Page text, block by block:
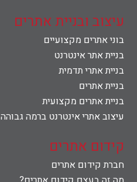
עיצוב ובניית אתרים
בוני אתרים מקצועיים
בניית אתר אינטרנט
בניית אתרי תדמית
בניית אתרים
בניית אתרים מקצועית
עיצוב אתרי אינטרנט ברמה גבוהה
קידום אתרים
חברת קידום אתרים